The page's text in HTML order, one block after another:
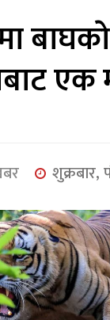
बाघकाे
एक
शुक्रबार,